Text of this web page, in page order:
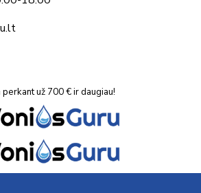
už 700 € ir daugiau!